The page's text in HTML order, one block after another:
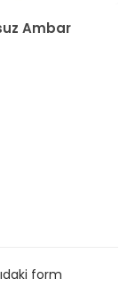
Ambar
form